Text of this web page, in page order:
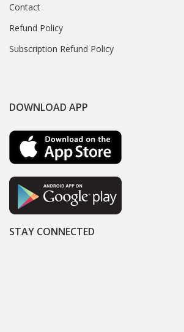
Contact
Refund Policy
Subscription Refund Policy
DOWNLOAD APP
STAY CONNECTED